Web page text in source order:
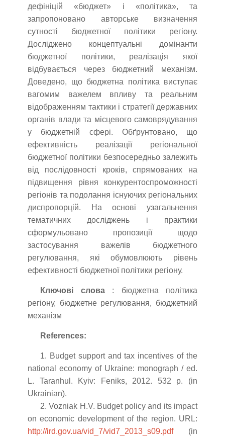
дефініцій «бюджет» і «політика», та
запропоновано авторське визначення
сутності бюджетної політики регіону.
Досліджено концептуальні домінанти
бюджетної політики, реалізація якої
відбувається через бюджетний механізм.
Доведено, що бюджетна політика виступає
вагомим важелем впливу та реальним
відображенням тактики і стратегії державних
органів влади та місцевого самоврядування
у бюджетній сфері. Обґрунтовано, що
ефективність реалізації регіональної
бюджетної політики безпосередньо залежить
від послідовності кроків, спрямованих на
підвищення рівня конкурентоспроможності
регіонів та подолання існуючих регіональних
диспропорцій. На основі узагальнення
тематичних досліджень і практики
сформульовано пропозиції щодо
застосування важелів бюджетного
регулювання, які обумовлюють рівень
ефективності бюджетної політики регіону.
Ключові слова: бюджетна політика
регіону, бюджетне регулювання, бюджетний
механізм
References:
1. Budget support and tax incentives of the
national economy of Ukraine: monograph / ed.
L. Taranhul. Kyiv: Feniks, 2012. 532 p. (in
Ukrainian).
2. Vozniak H.V. Budget policy and its impact
on economic development of the region. URL:
http://ird.gov.ua/vid_7/vid7_2013_s09.pdf(in